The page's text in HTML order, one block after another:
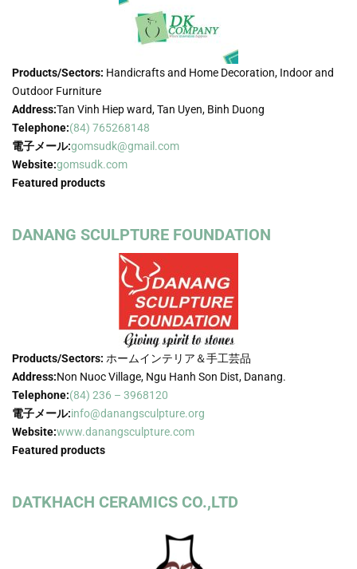
Products/Sectors: Handicrafts and Home Decoration, Indoor and
Outdoor Furniture
Address:Tan Vinh Hiep ward, Tan Uyen, Binh Duong
Telephone:(84) 765268148
電子メール:gomsudk@gmail.com
Website:gomsudk.com
Featured products
DANANG SCULPTURE FOUNDATION
Products/Sectors: ホームインテリア＆手工芸品
Address:Non Nuoc Village, Ngu Hanh Son Dist, Danang.
Telephone:(84) 236 – 3968120
電子メール:info@danangsculpture.org
Website:www.danangsculpture.com
Featured products
DATKHACH CERAMICS CO.,LTD